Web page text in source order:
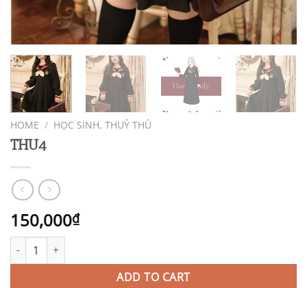
HOME / HỌC SINH, THUỶ THỦ
THU4
150,000₫
THU4 quantity
ADD TO CART